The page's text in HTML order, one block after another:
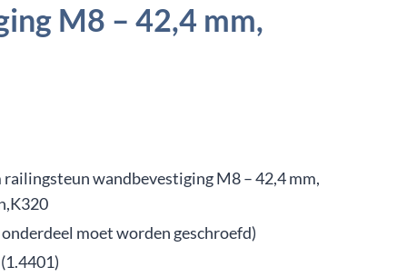
M8 – 42,4 mm,
railingsteun wandbevestiging M8 – 42,4 mm,
moet worden geschroefd)